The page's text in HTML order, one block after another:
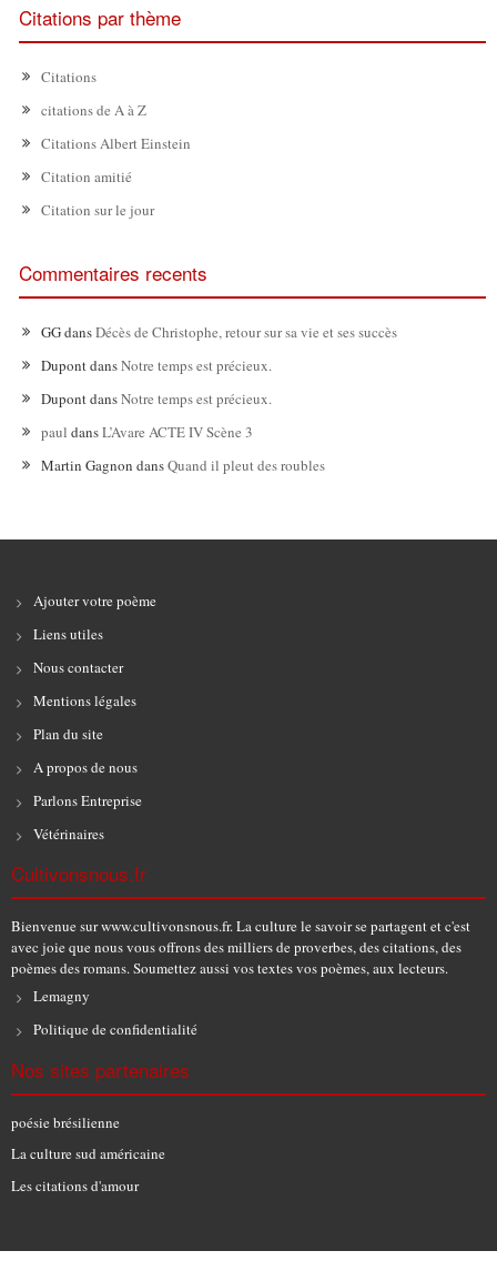
Citations par thème
Citations
citations de A à Z
Citations Albert Einstein
Citation amitié
Citation sur le jour
Commentaires recents
GGdansDécès de Christophe, retour sur sa vie et ses succès
DupontdansNotre temps est précieux.
DupontdansNotre temps est précieux.
paul dansL’Avare ACTE IV Scène 3
Martin Gagnon dansQuand il pleut des roubles
Ajouter votre poème
Liens utiles
Nous contacter
Mentions légales
Plan du site
A propos de nous
Parlons Entreprise
Vétérinaires
Cultivonsnous.fr
Bienvenue sur www.cultivonsnous.fr. La culture le savoir se partagent et c'est
avec joie que nous vous offrons des milliers de proverbes, des citations, des
poèmes des romans. Soumettez aussi vos textes vos poèmes, aux lecteurs.
Lemagny
Politique de confidentialité
Nos sites partenaires
poésie brésilienne
La culture sud américaine
Les citations d'amour